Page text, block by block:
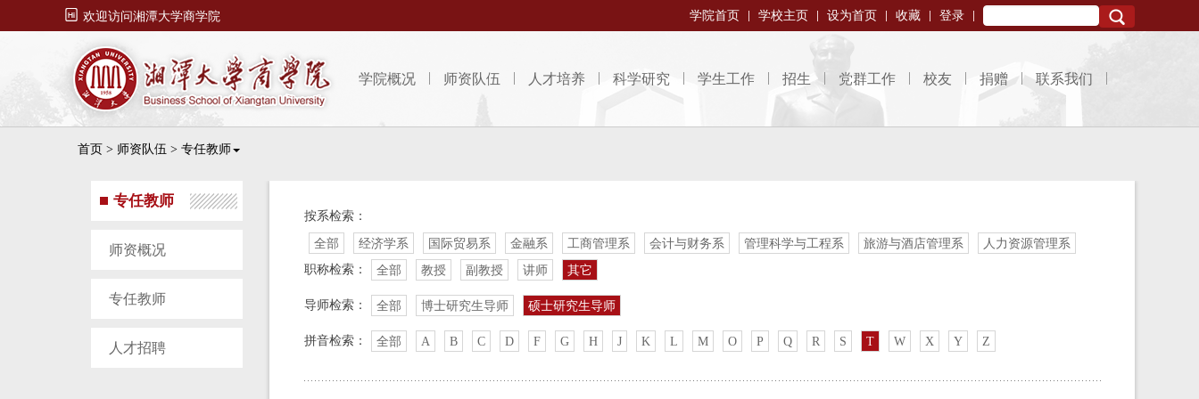
 欢迎访问湘潭大学商学院 学院首页 学校主页 设为首页 收藏 登录
学院概况 师资队伍 人才培养 科学研究 学生工作 招生 党群工作 校友 捐赠 联系我们
首页 > 师资队伍 > 专任教师
专任教师
师资概况
专任教师
人才招聘
按系检索：
全部 经济学系 国际贸易系 金融系 工商管理系 会计与财务系 管理科学与工程系 旅游与酒店管理系
人力资源管理系
职称检索：
全部 教授 副教授 讲师 其它
导师检索： 全部 博士研究生导师 硕士研究生导师
拼音检索： 全部 A B C D F G H J K L M O P Q R S T W X Y Z